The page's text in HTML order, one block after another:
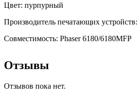
Цвет: пурпурный
Производитель печатающих
Совместимость: Phaser 6180/6180MFP
Отзывы
Отзывов пока нет.